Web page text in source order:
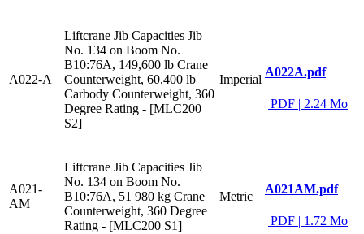
A022-A
Liftcrane Jib Capacities Jib
No. 134 on Boom No.
B10:76A, 149,600 lb Crane
Counterweight, 60,400 lb
Carbody Counterweight, 360
Degree Rating - [MLC200
S2]
Imperial
A022A.pdf
| PDF | 2.24 Mo
A021-
AM
Liftcrane Jib Capacities Jib
No. 134 on Boom No.
B10:76A, 51 980 kg Crane
Counterweight, 360 Degree
Rating - [MLC200 S1]
Metric
A021AM.pdf
| PDF | 1.72 Mo